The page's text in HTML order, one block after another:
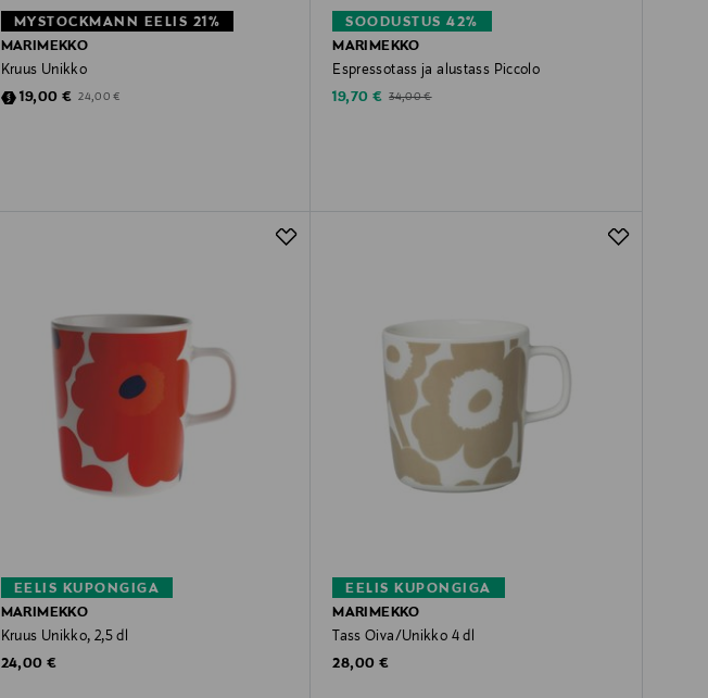
MYSTOCKMANN EELIS 21%
MARIMEKKO
Kruus Unikko
Discounted Price
19,00 € Original Price
24,00 €
SOODUSTUS 42%
MARIMEKKO
Espressotass ja alustass Piccolo
Discounted Price
19,70 € Original Price
34,00 €
EELIS KUPONGIGA
MARIMEKKO
Kruus Unikko, 2,5 dl
Original Price
24,00 €
EELIS KUPONGIGA
MARIMEKKO
Tass Oiva/Unikko 4 dl
Original Price
28,00 €